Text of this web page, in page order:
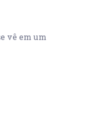
vê em um